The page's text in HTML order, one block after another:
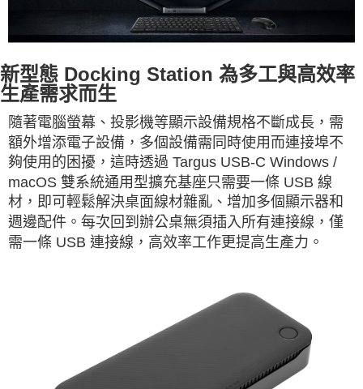
新型態 Docking Station 為多工與高效率
生產需求而生
隨著電腦螢幕、投影機等顯示設備規格不斷成長，需
額外增添電子設備，多個設備需同時使用而連接埠不
夠使用的困擾，這時透過 Targus USB-C Windows /
macOS 雙系統通用型擴充基座只需要一條 USB 線
材，即可輕鬆解決桌面線材雜亂、增加多個顯示器和
週邊配件。每次回到辦公桌無須插入所有連接線，僅
需一條 USB 連接線，高效率工作更提高生產力。